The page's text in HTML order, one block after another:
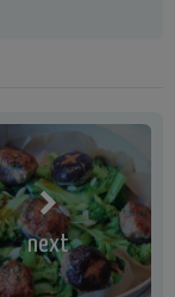
next